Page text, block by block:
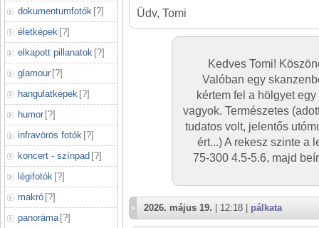
dokumentumfotók [?]
életképek [?]
elkapott pillanatok [?]
glamour [?]
hangulatképek [?]
humor [?]
infravörös fotók [?]
koncert - színpad [?]
légifotók [?]
makró [?]
panoráma [?]
Üdv, Tomi
Kedves Tomi!
Valóban egy
kértem fel a hölgyet
vagyok. Természetes
tudatos volt, jelentős
ért...) A rekesz szinte a
75-300 4.5-5.6, majd
2026. május 19. | 12:18 | pálkata